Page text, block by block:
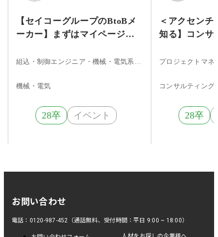
【セイコーグループのBtoBメ
ーカー】まずはマイページ登
力を武器に、多領域に貢献す
機械・電気
28卒 イベント
＜アクセンチ
知る】コンサ
ナー
コンサルティング
28卒
お問い合わせ
電話：0120-987-452（通話無料、受付時間：平日 9:00 ~ 18:00）